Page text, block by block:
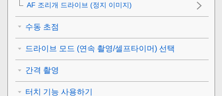
AF 조리개 드라이브 (정지 이미지)
수동 초점
드라이브 모드 (연속 촬영/셀프타이머) 선택
간격 촬영
터치 기능 사용하기